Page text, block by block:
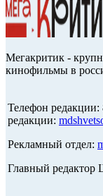
Мегакритик -
кинофильмы в
Телефон редакции:
редакции:
Рекламный отдел:
Главный